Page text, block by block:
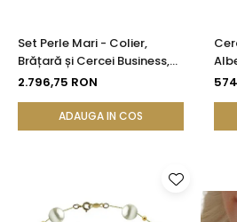
Set Perle Mari - Colier,
Brățară și Cercei Business,
Aur Galben 14K, Perle Albe
KASKADDA®
2.796,75 RON
ADAUGA IN COS
Aur